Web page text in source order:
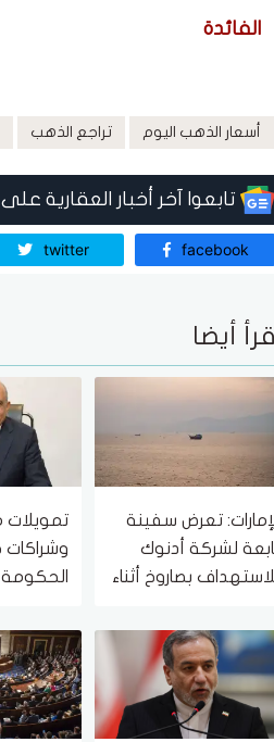
الفائدة
أسعار الذهب اليوم تراجع الذهب
تابعوا آخر أخبار العقارية على Google News
facebook
twitter
اقرأ أيضا
تعرض سفينة
لشركة أدنوك
بصاروخ أثناء
تمويلات
وشراكات
والمعادن